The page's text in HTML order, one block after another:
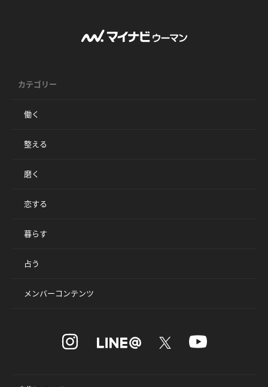
カテゴリー
働く
整える
磨く
恋する
暮らす
占う
メンバーコンテンツ